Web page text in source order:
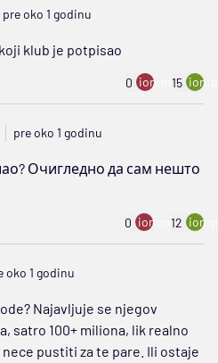
pre oko 1 godinu
klub je potpisao
0 ion:minus
15
pre oko 1 godinu
Очигледно да сам нешто
0 ion:minus
12
oko 1 godinu
Najavljuje se njegov
satro 100+ miliona, lik realno
pustiti za te pare. Ili ostaje